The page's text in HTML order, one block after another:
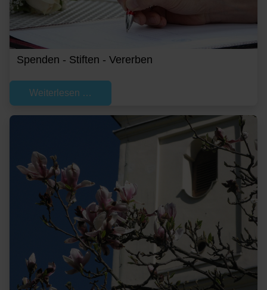
Spenden - Stiften - Vererben
Weiterlesen …